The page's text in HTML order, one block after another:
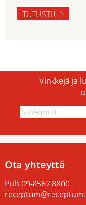
TUTUSTU
Vinkkejä ja
Ota yhteyttä
Puh 09-8567 8800